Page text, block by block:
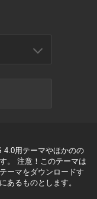
4.0用テーマやほかのの
。 注意！このテーマは
ーマをダウンロードす
あるものとします。